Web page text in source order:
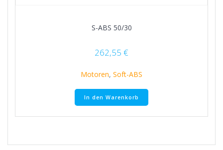
S-ABS 50/30
262,55 €
Motoren, Soft-ABS
In den Warenkorb